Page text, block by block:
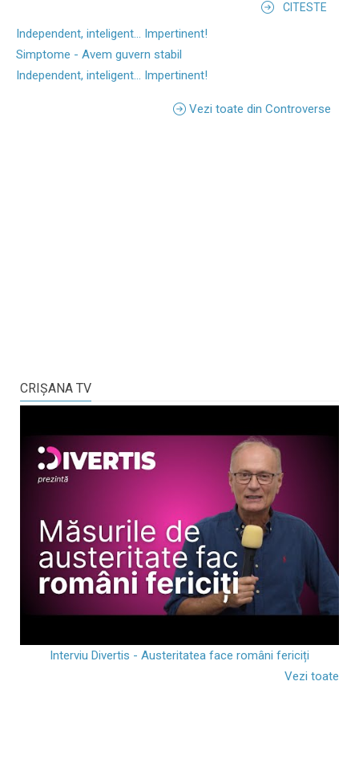
CITESTE
Independent, inteligent... Impertinent!
Simptome - Avem guvern stabil
Independent, inteligent... Impertinent!
Vezi toate din Controverse
CRIŞANA TV
Interviu Divertis - Austeritatea face români fericiți
Vezi toate